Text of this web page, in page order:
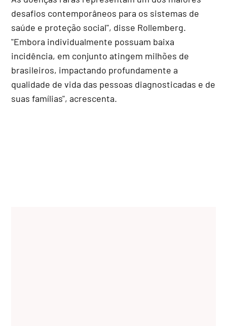
desafios contemporâneos para os sistemas de
saúde e proteção social", disse Rollemberg.
"Embora individualmente possuam baixa
incidência, em conjunto atingem milhões de
brasileiros, impactando profundamente a
qualidade de vida das pessoas diagnosticadas e de
suas famílias", acrescenta.